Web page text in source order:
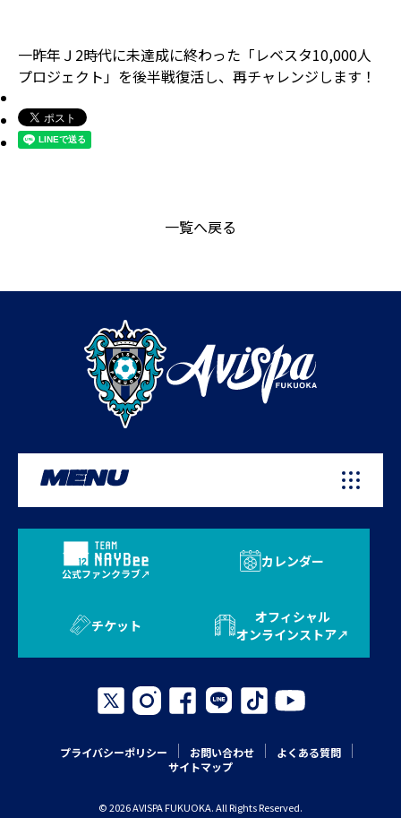
一昨年Ｊ2時代に未達成に終わった「レベスタ10,000人
プロジェクト」を後半戦復活し、再チャレンジします！
一覧へ戻る
MENU
公式ファンクラブ
カレンダー
チケット
オフィシャル
オンラインストア
プライバシーポリシー お問い合わせ
よくある質問
サイトマップ
© 2026 AVISPA FUKUOKA. All Rights Reserved.